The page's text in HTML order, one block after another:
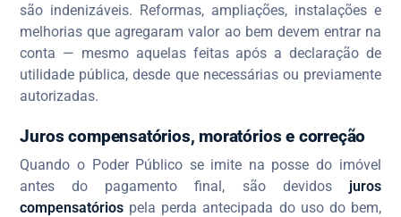
são indenizáveis. Reformas, ampliações, instalações e
melhorias que agregaram valor ao bem devem entrar na
conta — mesmo aquelas feitas após a declaração de
utilidade pública, desde que necessárias ou previamente
autorizadas.
Juros compensatórios, moratórios e correção
Quando o Poder Público se imite na posse do imóvel
antes do pagamento final, são devidos juros
compensatórios pela perda antecipada do uso do bem,